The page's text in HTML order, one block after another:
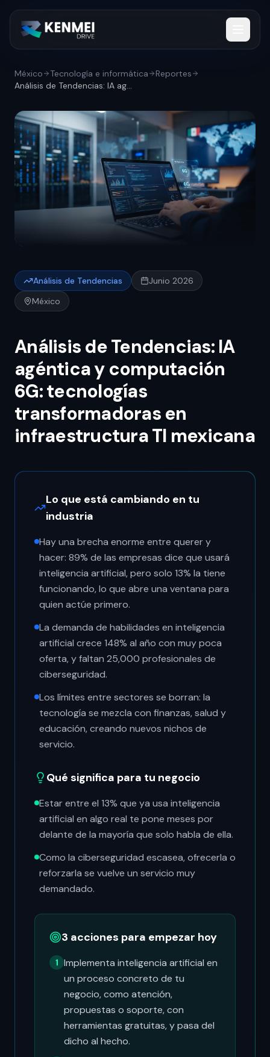
México Tecnología e informática
Reportes
Análisis de Tendencias: IA agéntica y co...
Análisis de Tendencias
Junio 2026
México
Análisis de Tendencias: IA
agéntica y computación
6G: tecnologías
transformadoras en
infraestructura TI mexicana
Lo que está cambiando en tu
industria
Hay una brecha enorme entre querer y
hacer: 89% de las empresas dice que usará
inteligencia artificial, pero solo 13% la tiene
funcionando, lo que abre una ventana para
quien actúe primero.
La demanda de habilidades en inteligencia
artificial crece 148% al año con muy poca
oferta, y faltan 25,000 profesionales de
ciberseguridad.
Los límites entre sectores se borran: la
tecnología se mezcla con finanzas, salud y
educación, creando nuevos nichos de
servicio.
Qué significa para tu negocio
Estar entre el 13% que ya usa inteligencia
artificial en algo real te pone meses por
delante de la mayoría que solo habla de ella.
Como la ciberseguridad escasea, ofrecerla o
reforzarla se vuelve un servicio muy
demandado.
3 acciones para empezar hoy
1 Implementa inteligencia artificial en
un proceso concreto de tu
negocio, como atención,
propuestas o soporte, con
herramientas gratuitas, y pasa del
dicho al hecho.